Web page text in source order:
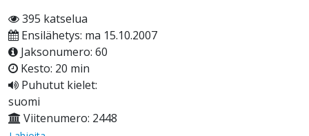
395 katselua
Ensilähetys: ma 15.10.2007
Jaksonumero: 60
Kesto: 20 min
Puhutut kielet:
suomi
Viitenumero: 2448